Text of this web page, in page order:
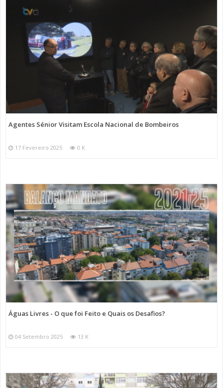
Agentes Sénior Visitam Escola Nacional de Bombeiros
17 Fevereiro 2025 0 K
Águas Livres - O que foi Feito e Quais os Desafios?
04 Setembro 2025 13 K